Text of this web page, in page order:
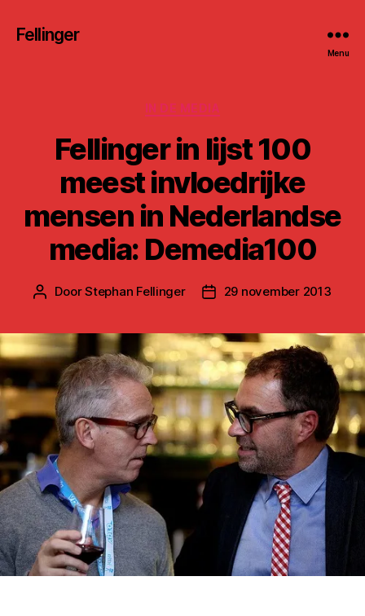
Fellinger
Menu
Categorieën
IN DE MEDIA
Fellinger in lijst 100
meest invloedrijke
mensen in Nederlandse
media: Demedia100
Berichtauteur
DoorStephan Fellinger Berichtdatum
29 november 2013